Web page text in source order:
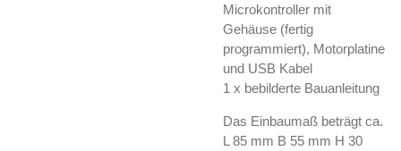
Microkontroller mit
Gehäuse (fertig
programmiert), Motorplatine
und USB Kabel
1 x bebilderte Bauanleitung
Das Einbaumaß beträgt ca.
L 85 mm B 55 mm H 30